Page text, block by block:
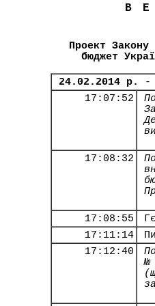
Проект
бюджет
24.02.2014 р.
-
17:07:52
17:08:32
17:08:55
17:11:14
17:12:40
№